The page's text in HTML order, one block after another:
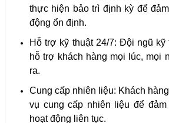
thực hiện bảo trì định kỳ để
động ổn định.
Hỗ trợ kỹ thuật 24/7: Đội ngũ kỹ
hỗ trợ khách hàng mọi lúc, mọi
ra.
Cung cấp nhiên liệu: Khách
vụ cung cấp nhiên liệu để
hoạt động liên tục.